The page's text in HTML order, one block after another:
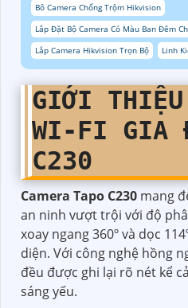
Bô Camera Chống Trộm Hikvision
Lắp Đặt Bộ Camera Có Màu Ban Đêm
Lắp Camera Hikvision Trọn Bộ
Linh
GIỚI THIỆU
WI-FI GIA
C230
Camera Tapo C230 mang
an ninh vượt trội với độ
xoay ngang 360º và dọc
diện. Với công nghệ hồng
đều được ghi lại rõ nét kể
sáng yếu.